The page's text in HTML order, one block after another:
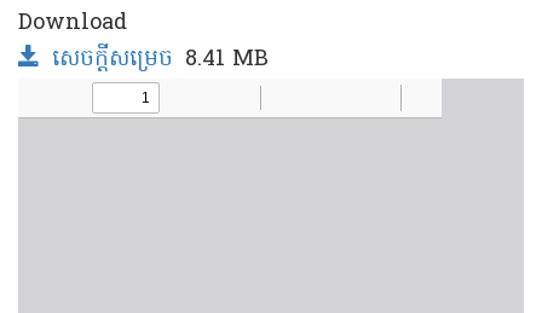
Download
សេចក្តីសម្រេច 8.41 MB